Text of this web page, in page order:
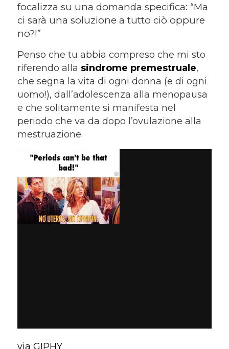
focalizza su una domanda specifica: “Ma
ci sarà una soluzione a tutto ciò oppure
no?!”
Penso che tu abbia compreso che mi sto
riferendo alla sindrome premestruale,
che segna la vita di ogni donna (e di ogni
uomo!), dall’adolescenza alla menopausa
e che solitamente si manifesta nel
periodo che va da dopo l’ovulazione alla
mestruazione.
via GIPHY